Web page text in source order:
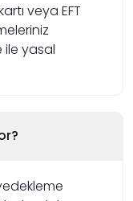
veya EFT
ile yasal